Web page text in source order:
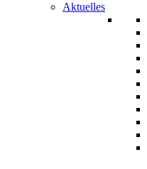
Aktuelles